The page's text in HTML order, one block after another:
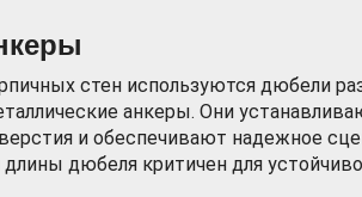
стен используются дюбели
анкеры. Они
и обеспечивают надежное
дюбеля критичен для